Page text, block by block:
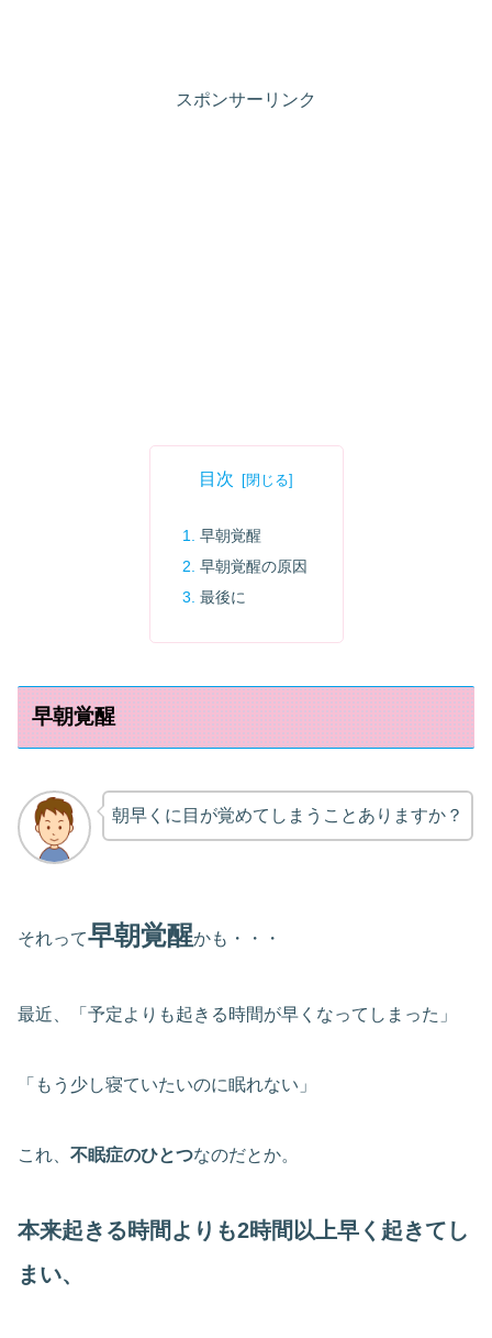
スポンサーリンク
目次
早朝覚醒
早朝覚醒の原因
最後に
早朝覚醒
朝早くに目が覚めてしまうことありますか？
それって早朝覚醒かも・・・
最近、「予定よりも起きる時間が早くなってしまった」
「もう少し寝ていたいのに眠れない」
これ、 不眠症のひとつなのだとか。
本来起きる時間よりも2時間以上早く起きてし
まい、